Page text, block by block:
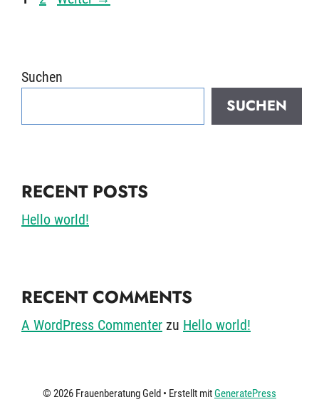
Suchen
SUCHEN
RECENT POSTS
Hello world!
RECENT COMMENTS
A WordPress Commenter zu Hello world!
© 2026 Frauenberatung Geld • Erstellt mitGeneratePress